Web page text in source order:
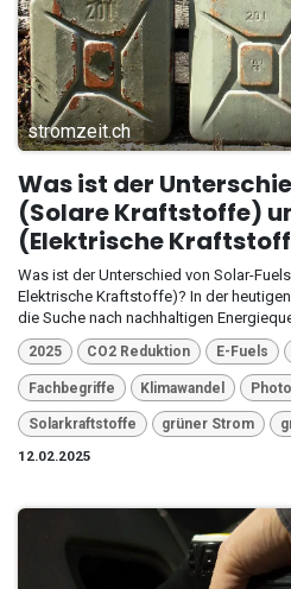
stromzeit.ch
Was ist der
(Solare Kraftstoffe)
(Elektrische
Was ist der Unterschied von Solar-
Elektrische Kraftstoffe)? In der
die Suche nach nachhaltigen
2025 CO2 Reduktion E-Fuels
Fachbegriffe Klimawandel
Solarkraftstoffe grüner Strom
12.02.2025